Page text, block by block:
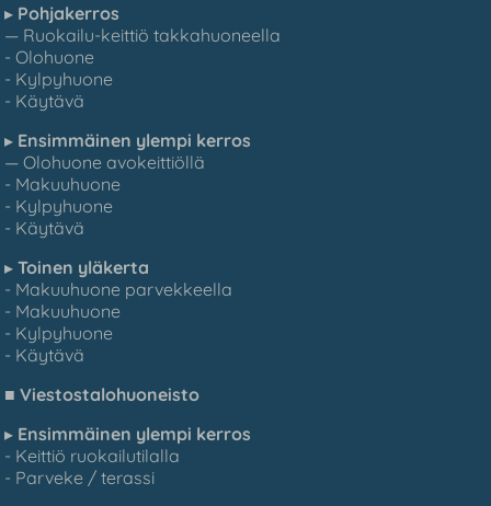
▸ Pohjakerros
— Ruokailu-keittiö takkahuoneella
- Olohuone
- Kylpyhuone
- Käytävä
▸ Ensimmäinen ylempi kerros
— Olohuone avokeittiöllä
- Makuuhuone
- Kylpyhuone
- Käytävä
▸Toinen yläkerta
- Makuuhuone parvekkeella
- Makuuhuone
- Kylpyhuone
- Käytävä
■Viestostalohuoneisto
▸ Ensimmäinen ylempi kerros
- Keittiö ruokailutilalla
- Parveke / terassi